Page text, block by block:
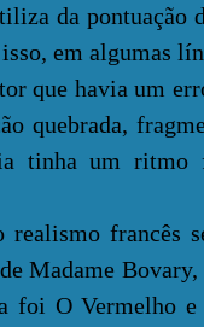
da pontuação
em algumas
que havia um
quebrada,
tinha um ritmo
francês
Madame
foi O Vermelho